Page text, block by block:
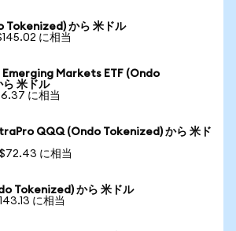
Tokenized) から 米ドル
に相当
Emerging Markets ETF (Ondo
米ドル
に相当
QQQ (Ondo Tokenized) から 米ド
に相当
Tokenized) から 米ドル
に相当